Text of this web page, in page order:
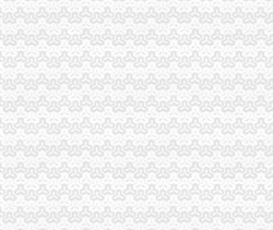
说明|增值税纳税申报表一般纳税人
件
报告-深圳王平安律师文集
样（2012年修订附表一）-海南省国
会计社区
载
附表四电子导入模板